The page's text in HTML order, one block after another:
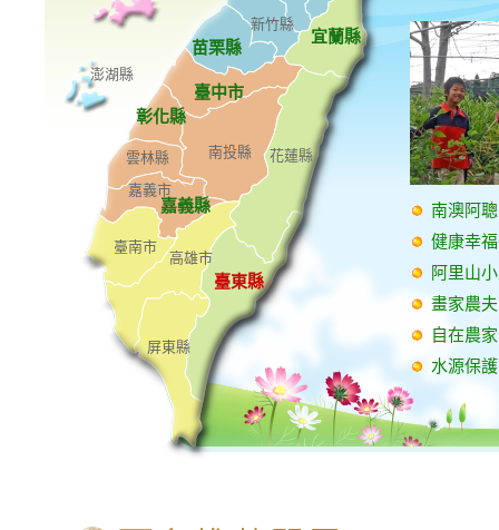
澎湖縣
新竹縣
宜蘭縣
苗栗縣
臺中市
彰化縣
雲林縣 南投縣 花蓮縣
嘉義市
嘉義縣
臺南市
高雄市
臺東縣
屏東縣
南澳阿
健康幸
阿里山
畫家農
自在農
水源保